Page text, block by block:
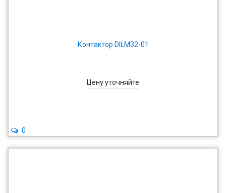
Контактор DILM32-01
Цену уточняйте
0